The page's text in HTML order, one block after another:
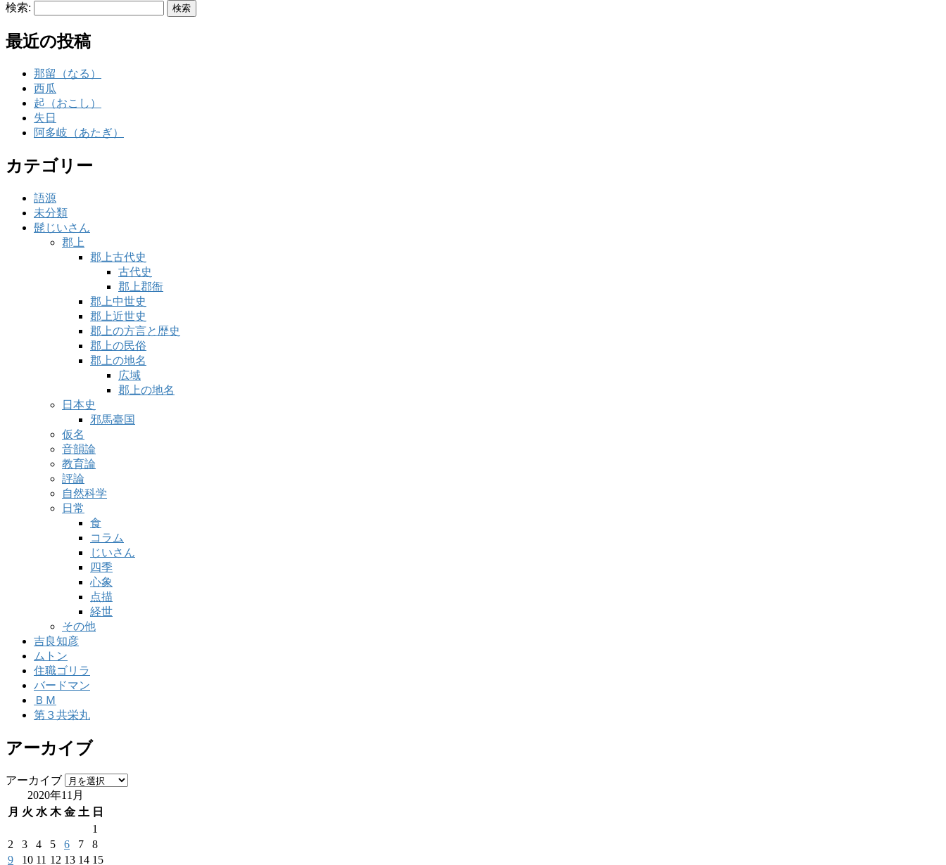
検索:
最近の投稿
那留（なる）
西瓜
起（おこし）
失日
阿多岐（あたぎ）
カテゴリー
語源
未分類
髭じいさん
郡上
郡上古代史
古代史
郡上郡衙
郡上中世史
郡上近世史
郡上の方言と歴史
郡上の民俗
郡上の地名
広域
郡上の地名
日本史
邪馬臺国
仮名
音韻論
教育論
評論
自然科学
日常
食
コラム
じいさん
四季
心象
点描
経世
その他
吉良知彦
ムトン
住職ゴリラ
バードマン
ＢＭ
第３共栄丸
アーカイブ
アーカイブ
2020年11月
月 火 水 木 金 土 日
1
2
3 4 5 6 7
8
9
10 11 12 13 14 15